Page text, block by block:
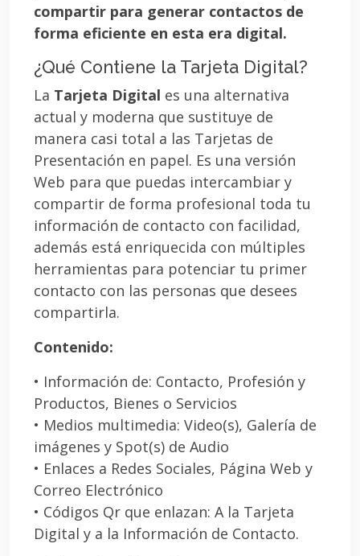
compartir para generar contactos de
forma eficiente en esta era digital.
¿Qué Contiene la Tarjeta Digital?
La Tarjeta Digital es una alternativa
actual y moderna que sustituye de
manera casi total a las Tarjetas de
Presentación en papel. Es una versión
Web para que puedas intercambiar y
compartir de forma profesional toda tu
información de contacto con facilidad,
además está enriquecida con múltiples
herramientas para potenciar tu primer
contacto con las personas que desees
compartirla.
Contenido:
• Información de: Contacto, Profesión y
Productos, Bienes o Servicios
• Medios multimedia: Video(s), Galería de
imágenes y Spot(s) de Audio
• Enlaces a Redes Sociales, Página Web y
Correo Electrónico
• Códigos Qr que enlazan: A la Tarjeta
Digital y a la Información de Contacto.